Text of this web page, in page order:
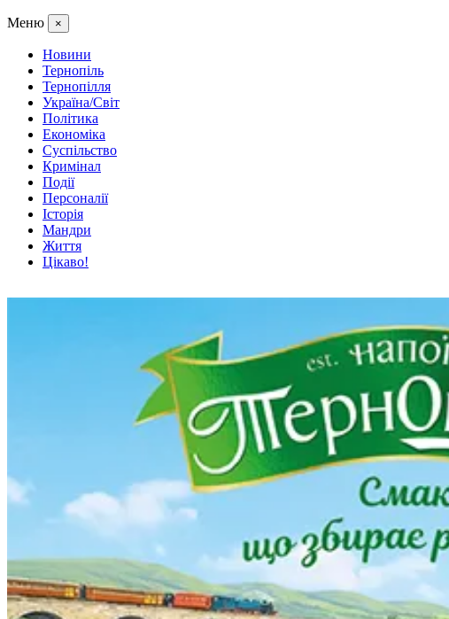
Меню ×
Новини
Тернопіль
Тернопілля
Україна/Світ
Політика
Економіка
Суспільство
Кримінал
Події
Персоналії
Історія
Мандри
Життя
Цікаво!